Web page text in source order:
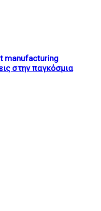
manufacturing
στην παγκόσμια